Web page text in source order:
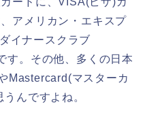
アメリカン・エキスプ
イナースクラブ
す。その他、多くの日本
Mastercard(マスターカ
んですよね。